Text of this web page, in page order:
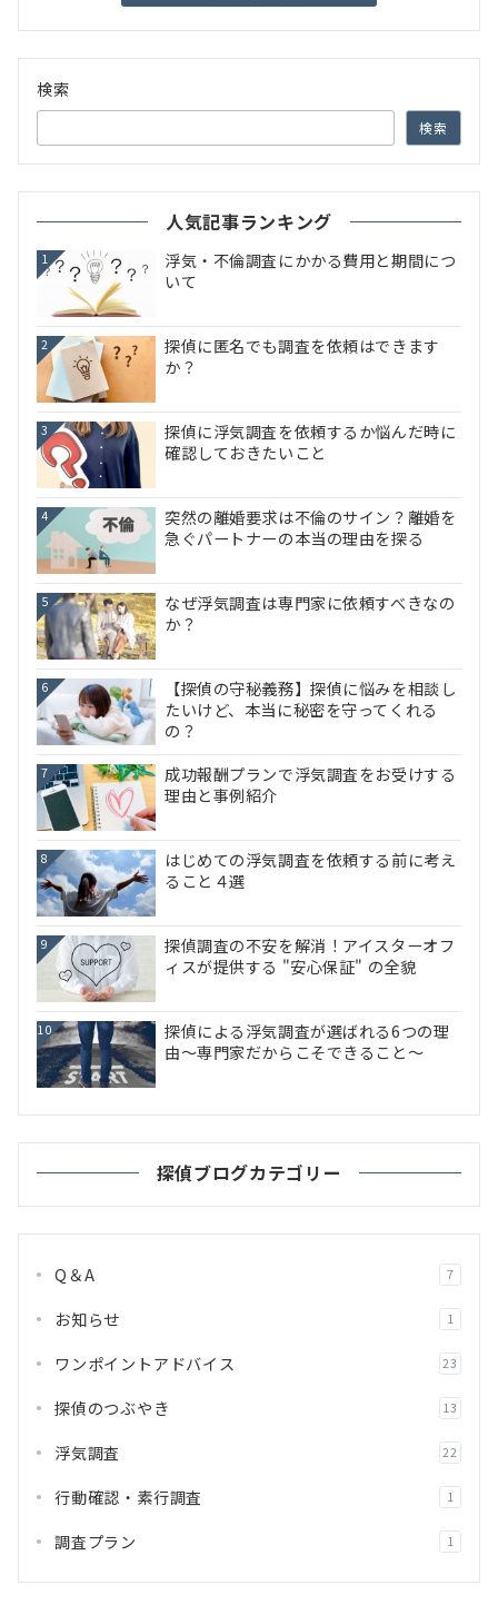
検索
検索
人気記事ランキング
1
浮気・不倫調査にかかる費用と期間につ
いて
2
探偵に匿名でも調査を依頼はできます
か？
3
探偵に浮気調査を依頼するか悩んだ時に
確認しておきたいこと
4
突然の離婚要求は不倫のサイン？離婚を
急ぐパートナーの本当の理由を探る
5
なぜ浮気調査は専門家に依頼すべきなの
か？
6
【探偵の守秘義務】探偵に悩みを相談し
たいけど、本当に秘密を守ってくれる
の？
7
成功報酬プランで浮気調査をお受けする
理由と事例紹介
8
はじめての浮気調査を依頼する前に考え
ること４選
9
探偵調査の不安を解消！アイスターオフ
ィスが提供する "安心保証" の全貌
10
探偵による浮気調査が選ばれる6つの理
由～専門家だからこそできること～
探偵ブログカテゴリー
Q＆A 7
お知らせ 1
ワンポイントアドバイス 23
探偵のつぶやき 13
浮気調査 22
行動確認・素行調査 1
調査プラン 1